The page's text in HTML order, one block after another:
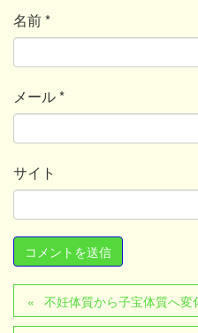
名前*
メール*
サイト
不妊体質から子宝体質へ